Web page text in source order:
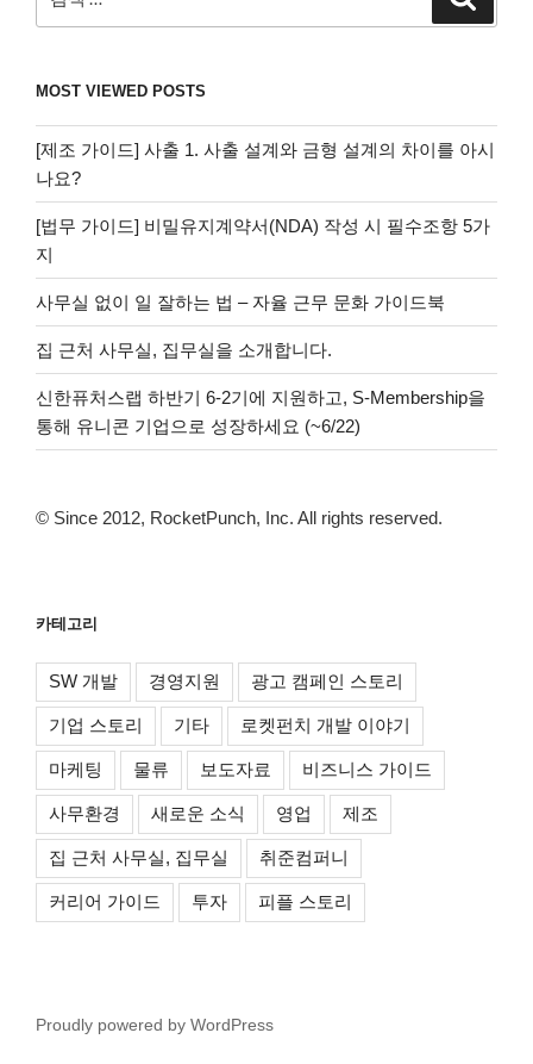
색:
MOST VIEWED POSTS
[제조 가이드] 사출 1. 사출 설계와 금형 설계의 차이를 아시
나요?
[법무 가이드] 비밀유지계약서(NDA) 작성 시 필수조항 5가
지
사무실 없이 일 잘하는 법 – 자율 근무 문화 가이드북
집 근처 사무실, 집무실을 소개합니다.
신한퓨처스랩 하반기 6-2기에 지원하고, S-Membership을
통해 유니콘 기업으로 성장하세요 (~6/22)
© Since 2012, RocketPunch, Inc. All rights reserved.
카테고리
SW 개발 경영지원 광고 캠페인 스토리
기업 스토리 기타 로켓펀치 개발 이야기
마케팅 물류 보도자료 비즈니스 가이드
사무환경 새로운 소식 영업 제조
집 근처 사무실, 집무실 취준컴퍼니
커리어 가이드 투자 피플 스토리
Proudly powered by WordPress